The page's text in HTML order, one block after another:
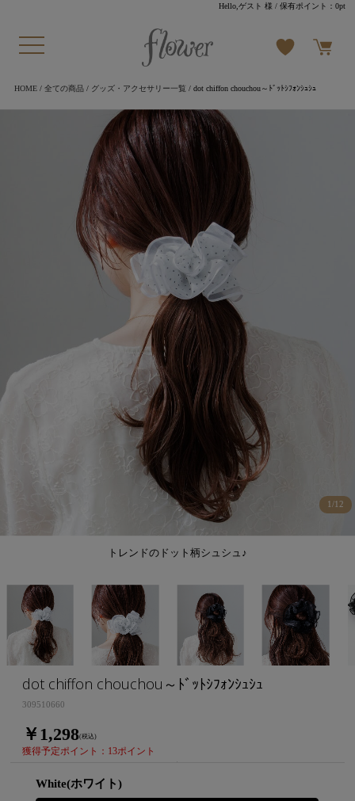
Hello,ゲスト 様 / 保有ポイント：0pt
HOME/ 全ての商品/ グッズ・アクセサリー一覧 / dot chiffon chouchou～ﾄﾞｯﾄｼﾌｫﾝｼｭｼｭ
トレンドのドット柄シュシュ♪
1 /12
dot chiffon chouchou～ﾄﾞｯﾄｼﾌｫﾝｼｭｼｭ
309510660
￥1,298(税込)
獲得予定ポイント：13ポイント
White(ホワイト)